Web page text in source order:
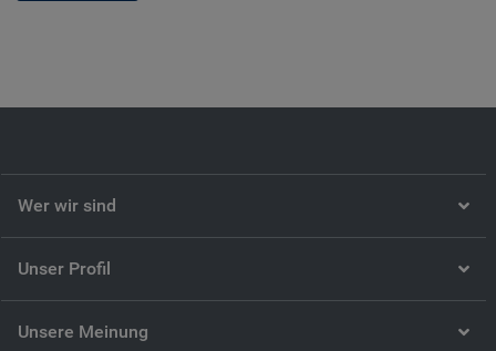
Wer wir sind
Unser Profil
Unsere Meinung